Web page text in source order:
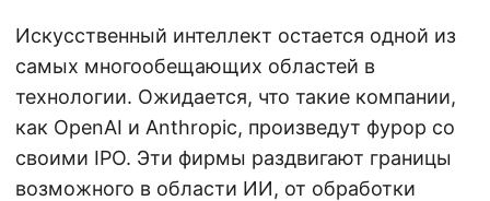
Искусственный интеллект остается одной из
самых многообещающих областей в
технологии. Ожидается, что такие компании,
как OpenAI и Anthropic, произведут фурор со
своими IPO. Эти фирмы раздвигают границы
возможного в области ИИ, от обработки